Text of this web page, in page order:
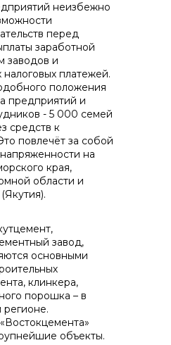
неизбежно
перед
заработной
заводов и
платежей.
положения
предприятий и
- 5 000 семей
средств к
повлечёт за собой
на
края,
области и
завод,
основными
клинкера,
порошка – в
регионе.
объекты.